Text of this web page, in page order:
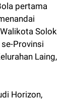
pertama
Solok
Provinsi
Laing,
Horizon,